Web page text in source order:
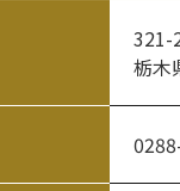
321-
栃木